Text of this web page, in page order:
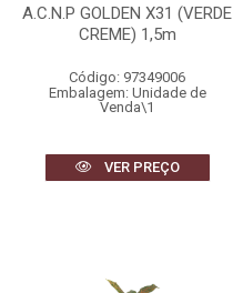
A.C.N.P GOLDEN X31 (VERDE
CREME) 1,5m
Código: 97349006
Embalagem: Unidade de
Venda\1
VER PREÇO